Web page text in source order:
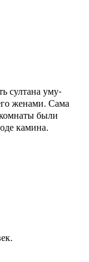
султана уму-
женами. Сама
были
камина.